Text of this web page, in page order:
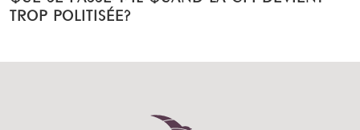
TROP POLITISÉE?